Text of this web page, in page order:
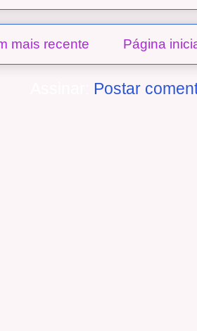
mais recente Página
Postar